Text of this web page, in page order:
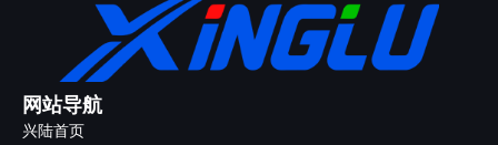
网站导航
兴陆首页